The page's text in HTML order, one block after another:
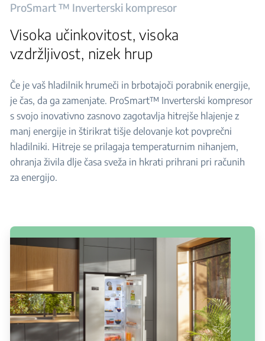
ProSmart ™ Inverterski kompresor
Visoka učinkovitost, visoka
vzdržljivost, nizek hrup
Če je vaš hladilnik hrumeči in brbotajoči porabnik energije,
je čas, da ga zamenjate. ProSmart™ Inverterski kompresor
s svojo inovativno zasnovo zagotavlja hitrejše hlajenje z
manj energije in štirikrat tišje delovanje kot povprečni
hladilniki. Hitreje se prilagaja temperaturnim nihanjem,
ohranja živila dlje časa sveža in hkrati prihrani pri računih
za energijo.